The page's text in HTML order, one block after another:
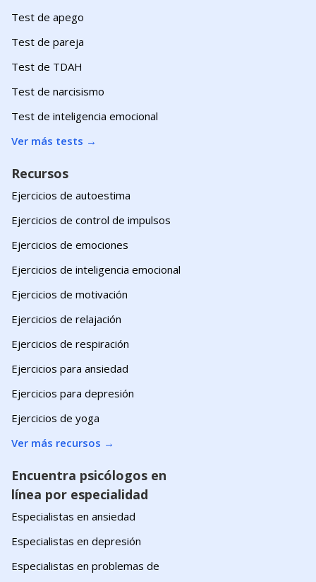
Test de apego
Test de pareja
Test de TDAH
Test de narcisismo
Test de inteligencia emocional
Ver más tests →
Recursos
Ejercicios de autoestima
Ejercicios de control de impulsos
Ejercicios de emociones
Ejercicios de inteligencia emocional
Ejercicios de motivación
Ejercicios de relajación
Ejercicios de respiración
Ejercicios para ansiedad
Ejercicios para depresión
Ejercicios de yoga
Ver más recursos →
Encuentra psicólogos en
línea por especialidad
Especialistas en ansiedad
Especialistas en depresión
Especialistas en problemas de